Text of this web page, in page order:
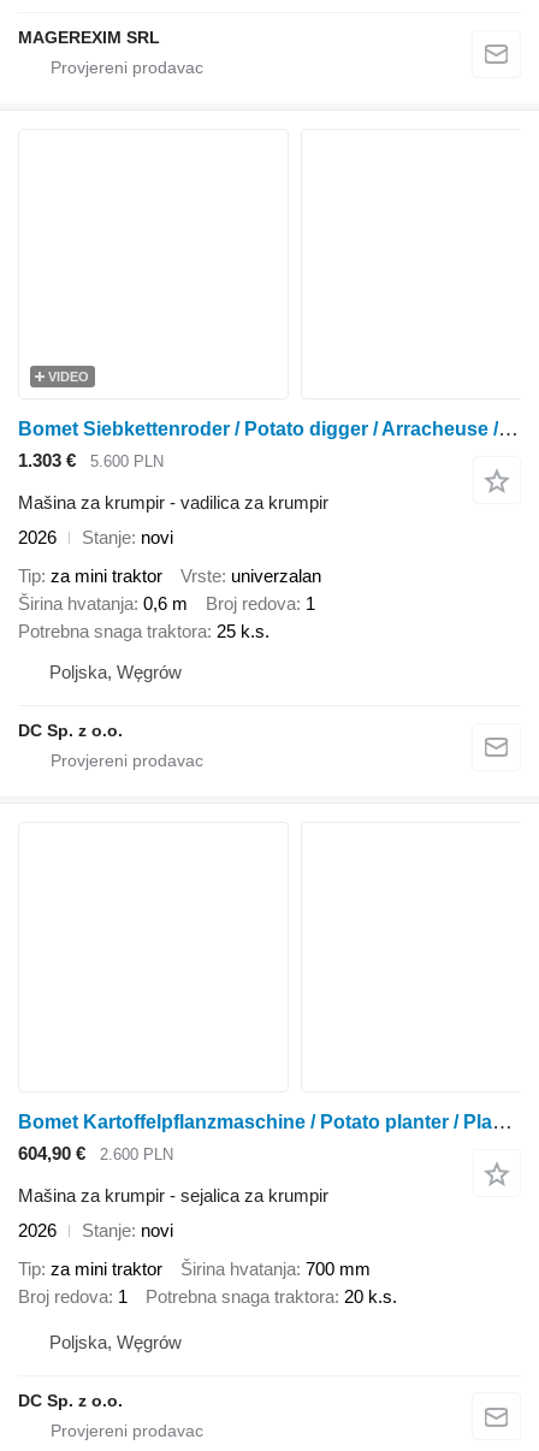
MAGEREXIM SRL
VIDEO
Bomet Siebkettenroder / Potato digger / Arracheuse / Scavapatate Upus
1.303 € 5.600 PLN
Mašina za krumpir - vadilica za krumpir
2026
Stanje novi
Tip za mini traktor Vrste univerzalan
Širina hvatanja 0,6 m Broj redova 1
Potrebna snaga traktora 25 k.s.
Poljska, Węgrów
DC Sp. z o.o.
Bomet Kartoffelpflanzmaschine / Potato planter / Planteuse / Sadzarka
604,90 € 2.600 PLN
Mašina za krumpir - sejalica za krumpir
2026
Stanje novi
Tip za mini traktor Širina hvatanja 700 mm
Broj redova 1 Potrebna snaga traktora 20 k.s.
Poljska, Węgrów
DC Sp. z o.o.